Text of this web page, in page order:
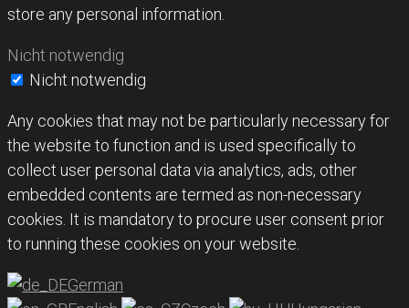
store any personal information.
Nicht notwendig
Nicht notwendig
Any cookies that may not be particularly necessary for
the website to function and is used specifically to
collect user personal data via analytics, ads, other
embedded contents are termed as non-necessary
cookies. It is mandatory to procure user consent prior
to running these cookies on your website.
German